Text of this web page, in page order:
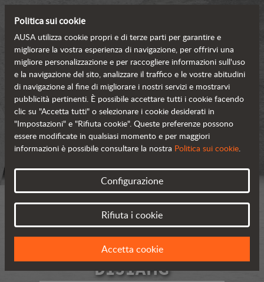
D151AHG
Politica sui cookie
AUSA utilizza cookie propri e di terze parti per garantire e
migliorare la vostra esperienza di navigazione, per offrirvi una
migliore personalizzazione e per raccogliere informazioni sull'uso
e la navigazione del sito, analizzare il traffico e le vostre abitudini
di navigazione al fine di migliorare i nostri servizi e mostrarvi
pubblicità pertinenti. È possibile accettare tutti i cookie facendo
clic su "Accetta tutti" o selezionare i cookie desiderati in
"Impostazioni" e "Rifiuta cookie". Queste preferenze possono
essere modificate in qualsiasi momento e per maggiori
informazioni è possibile consultare la nostra Politica sui cookie.
Configurazione
Rifiuta i cookie
Accetta cookie